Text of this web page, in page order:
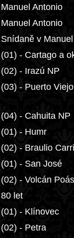
Antonio
Antonio
v
- Cartago a
- Irazú NP
- Puerto
- Cahuita NP
- Humr
- Braulio
- San José
- Volcán
let
- Klínovec
- Petra